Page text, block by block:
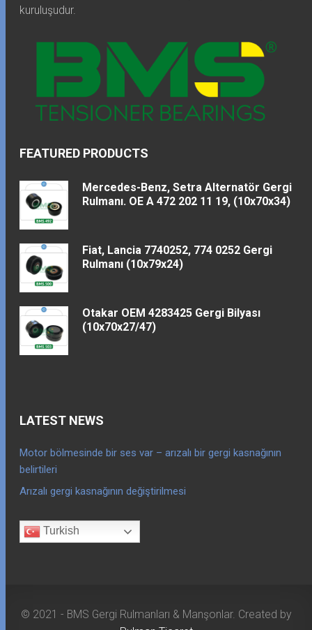
kuruluşudur.
FEATURED PRODUCTS
Mercedes-Benz, Setra Alternatör Gergi
Rulmanı. OE A 472 202 11 19, (10x70x34)
Fiat, Lancia 7740252, 774 0252 Gergi
Rulmanı (10x79x24)
Otakar OEM 4283425 Gergi Bilyası
(10x70x27/47)
LATEST NEWS
Motor bölmesinde bir ses var – arızalı bir gergi kasnağının
belirtileri
Arızalı gergi kasnağının değiştirilmesi
Turkish
© 2021 - BMS Gergi Rulmanları & Manşonlar. Created by